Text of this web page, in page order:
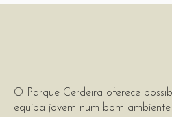
O Parque Cerdeira oferece
equipa jovem num bom